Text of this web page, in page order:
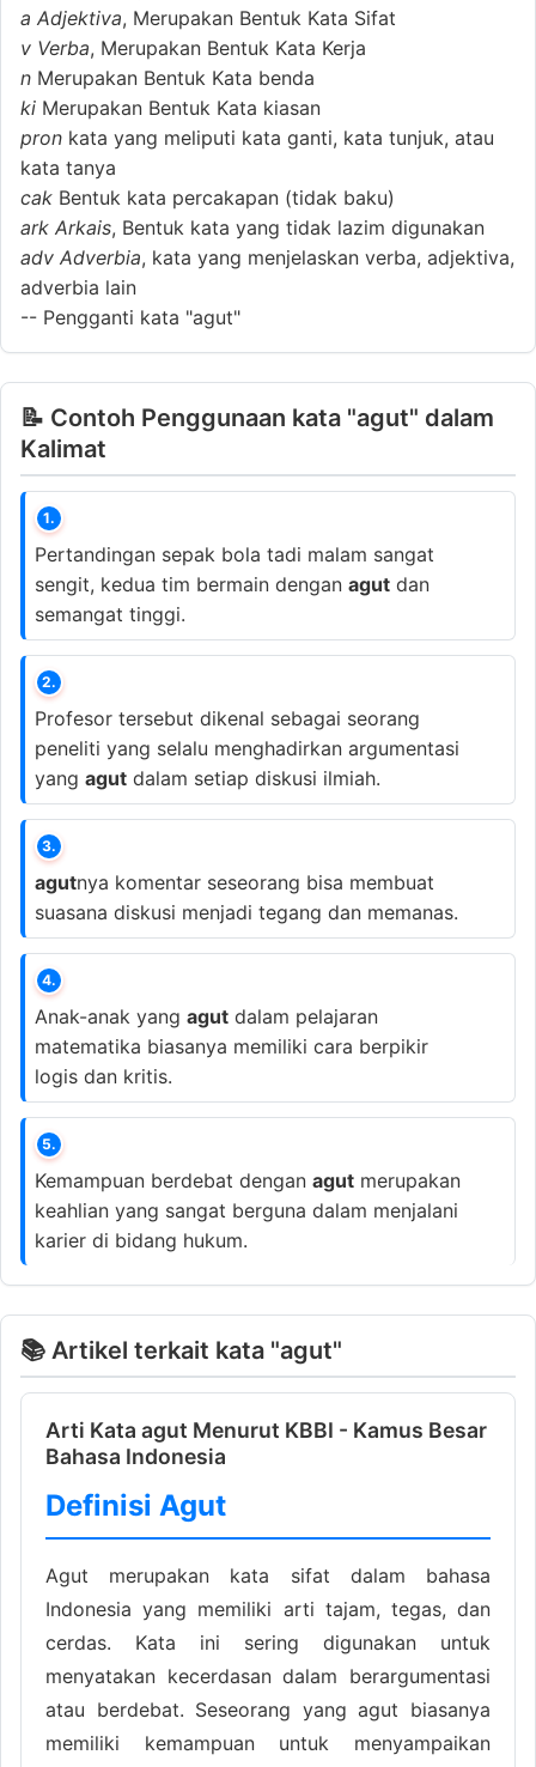
a Adjektiva, Merupakan Bentuk Kata Sifat
v Verba, Merupakan Bentuk Kata Kerja
n Merupakan Bentuk Kata benda
ki Merupakan Bentuk Kata kiasan
pron kata yang meliputi kata ganti, kata tunjuk, atau
kata tanya
cak Bentuk kata percakapan (tidak baku)
ark Arkais, Bentuk kata yang tidak lazim digunakan
adv Adverbia, kata yang menjelaskan verba, adjektiva,
adverbia lain
-- Pengganti kata "agut"
📝 Contoh Penggunaan kata "agut" dalam
Kalimat
1.
Pertandingan sepak bola tadi malam sangat
sengit, kedua tim bermain dengan agut dan
semangat tinggi.
2.
Profesor tersebut dikenal sebagai seorang
peneliti yang selalu menghadirkan argumentasi
yang agut dalam setiap diskusi ilmiah.
3.
agutnya komentar seseorang bisa membuat
suasana diskusi menjadi tegang dan memanas.
4.
Anak-anak yang agut dalam pelajaran
matematika biasanya memiliki cara berpikir
logis dan kritis.
5.
Kemampuan berdebat dengan agut merupakan
keahlian yang sangat berguna dalam menjalani
karier di bidang hukum.
📚 Artikel terkait kata "agut"
Arti Kata agut Menurut KBBI - Kamus Besar
Bahasa Indonesia
Definisi Agut
Agut merupakan kata sifat dalam bahasa
Indonesia yang memiliki arti tajam, tegas, dan
cerdas. Kata ini sering digunakan untuk
menyatakan kecerdasan dalam berargumentasi
atau berdebat. Seseorang yang agut biasanya
memiliki kemampuan untuk menyampaikan